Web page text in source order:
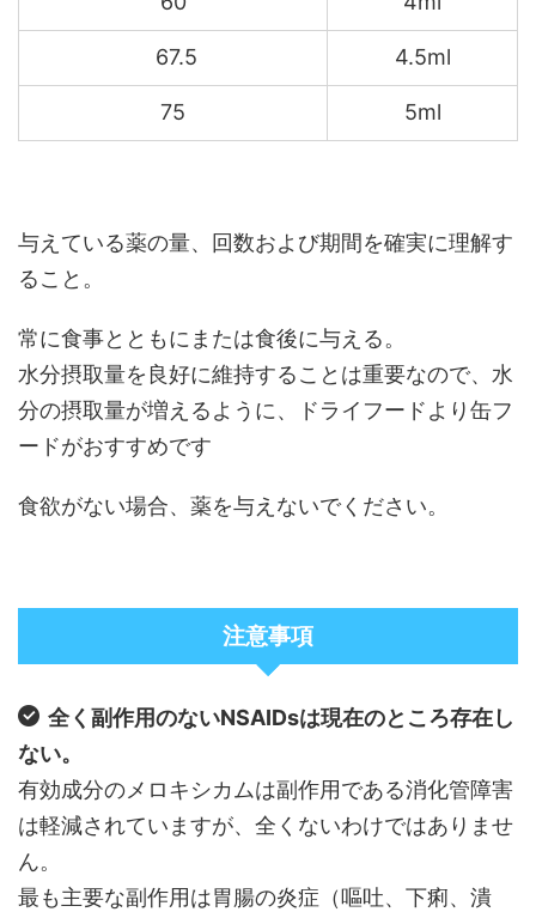
67.5 4.5ml
75 5ml
与えている薬の量、回数および期間を確実に理解す
ること。
常に食事とともにまたは食後に与える。
水分摂取量を良好に維持することは重要なので、水
分の摂取量が増えるように、ドライフードより缶フ
ードがおすすめです
食欲がない場合、薬を与えないでください。
注意事項
全く副作用のないNSAIDsは現在のところ存在し
ない。
有効成分のメロキシカムは副作用である消化管障害
は軽減されていますが、全くないわけではありませ
ん。
最も主要な副作用は胃腸の炎症（嘔吐、下痢、潰